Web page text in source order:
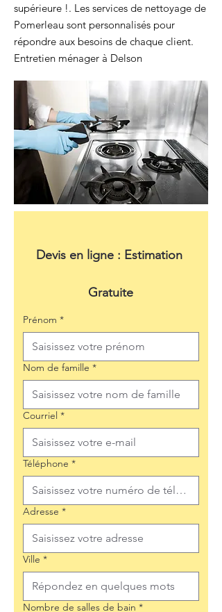
supérieure !. Les services de nettoyage de
Pomerleau sont personnalisés pour
répondre aux besoins de chaque client.
Entretien ménager à Delson
Devis en ligne : Estimation
Gratuite
Prénom *
Nom de famille *
Courriel *
Téléphone *
Adresse *
Ville *
Nombre de salles de bain *